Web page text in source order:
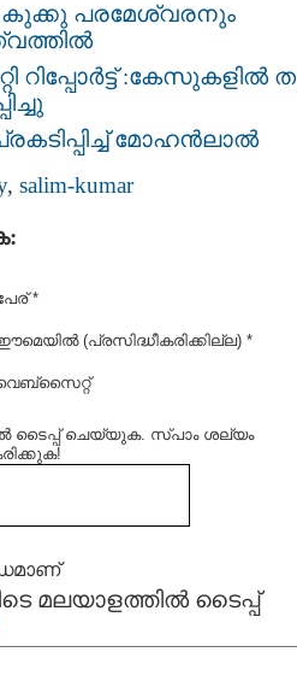
പരമേശ്വരനും
റിപ്പോർട്ട് : കേസുകളിൽ
മോഹൻലാൽ
, salim-kumar
*
(പ്രസിദ്ധീകരിക്കില്ല) *
ടൈപ്പ്‌ ചെയ്യുക. സ്പാം ശല്യം
മലയാളത്തില്‍ ടൈപ്പ്